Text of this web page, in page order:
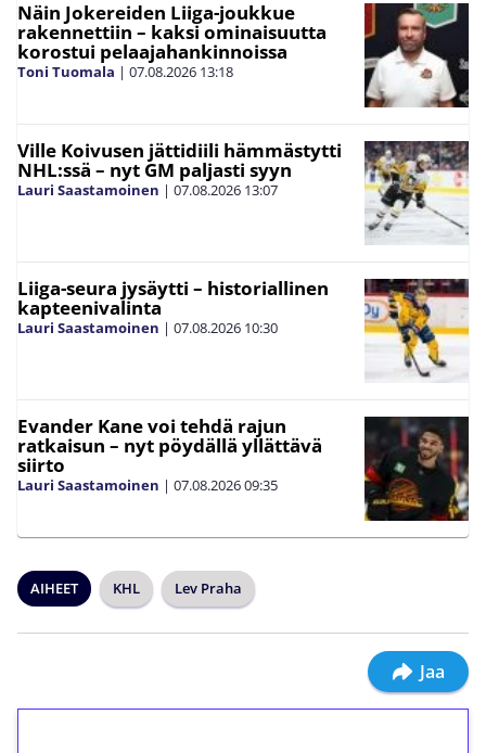
Näin Jokereiden Liiga-joukkue
rakennettiin – kaksi ominaisuutta
korostui pelaajahankinnoissa
Toni Tuomala | 07.08.2026 13:18
Ville Koivusen jättidiili hämmästytti
NHL:ssä – nyt GM paljasti syyn
Lauri Saastamoinen | 07.08.2026 13:07
Liiga-seura jysäytti – historiallinen
kapteenivalinta
Lauri Saastamoinen | 07.08.2026 10:30
Evander Kane voi tehdä rajun
ratkaisun – nyt pöydällä yllättävä
siirto
Lauri Saastamoinen | 07.08.202609:35
AIHEET KHL Lev Praha
Jaa